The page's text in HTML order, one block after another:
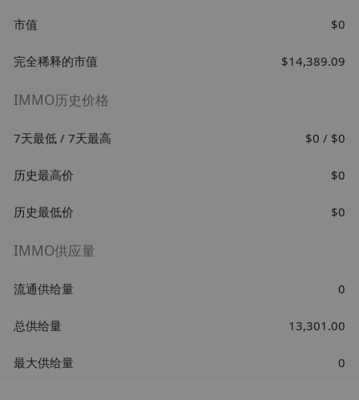
市值 $0
完全稀释的市值 $14,389.09
IMMO历史价格
7天最低 / 7天最高 $0 / $0
历史最高价 $0
历史最低价 $0
IMMO供应量
流通供给量 0
总供给量 13,301.00
最大供给量 0